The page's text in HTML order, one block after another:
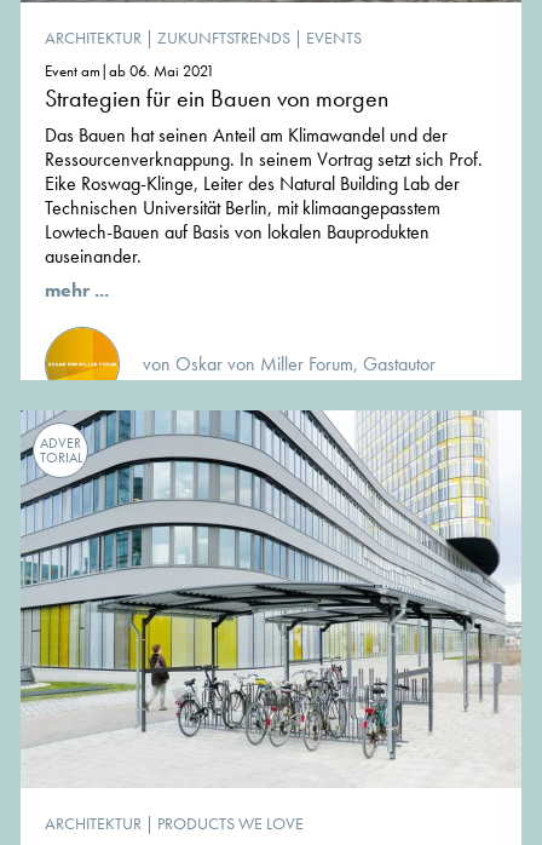
ARCHITEKTUR | ZUKUNFTSTRENDS | EVENTS
Event am|ab 06. Mai 2021
Strategien für ein Bauen von morgen
Das Bauen hat seinen Anteil am Klimawandel und der
Ressourcenverknappung. In seinem Vortrag setzt sich Prof.
Eike Roswag-Klinge, Leiter des Natural Building Lab der
Technischen Universität Berlin, mit klimaangepasstem
Lowtech-Bauen auf Basis von lokalen Bauprodukten
auseinander.
mehr ...
von Oskar von Miller Forum, Gastautor
ADVER
TORIAL
ARCHITEKTUR | PRODUCTS WE LOVE